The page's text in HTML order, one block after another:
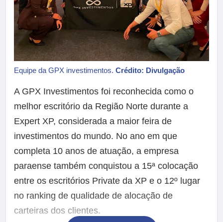
Equipe da GPX investimentos. Crédito: Divulgação
A GPX Investimentos foi reconhecida como o
melhor escritório da Região Norte durante a
Expert XP, considerada a maior feira de
investimentos do mundo. No ano em que
completa 10 anos de atuação, a empresa
paraense também conquistou a 15ª colocação
entre os escritórios Private da XP e o 12º lugar
no ranking de qualidade de alocação de
carteiras dos clientes.